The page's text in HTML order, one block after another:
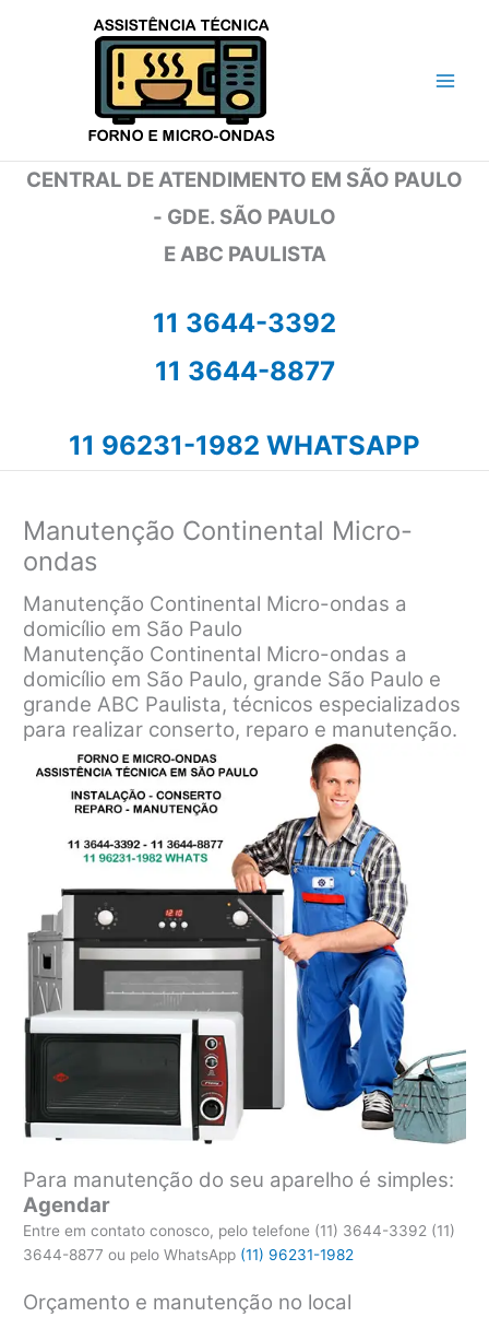
CENTRAL DE ATENDIMENTO EM SÃO PAULO
- GDE. SÃO PAULO
E ABC PAULISTA
11 3644-3392
11 3644-8877
11 96231-1982 WHATSAPP
Manutenção Continental Micro-
ondas
Manutenção Continental Micro-ondas a
domicílio em São Paulo
Manutenção Continental Micro-ondas a
domicílio em São Paulo, grande São Paulo e
grande ABC Paulista, técnicos especializados
para realizar conserto, reparo e manutenção.
Para manutenção do seu aparelho é simples:
Agendar
Entre em contato conosco, pelo telefone (11) 3644-3392 (11)
3644-8877 ou pelo WhatsApp (11) 96231-1982
Orçamento e manutenção no local